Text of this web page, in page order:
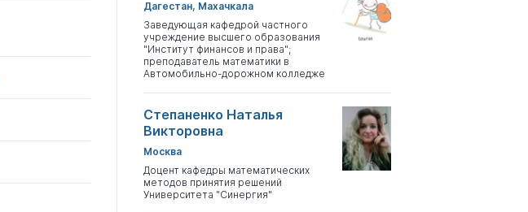
Дагестан, Махачкала
Заведующая кафедрой частного
учреждение высшего образования
"Институт финансов и права";
преподаватель математики в
Автомобильно-дорожном колледже
Степаненко Наталья
Викторовна
Москва
Доцент кафедры математических
методов принятия решений
Университета "Синергия"